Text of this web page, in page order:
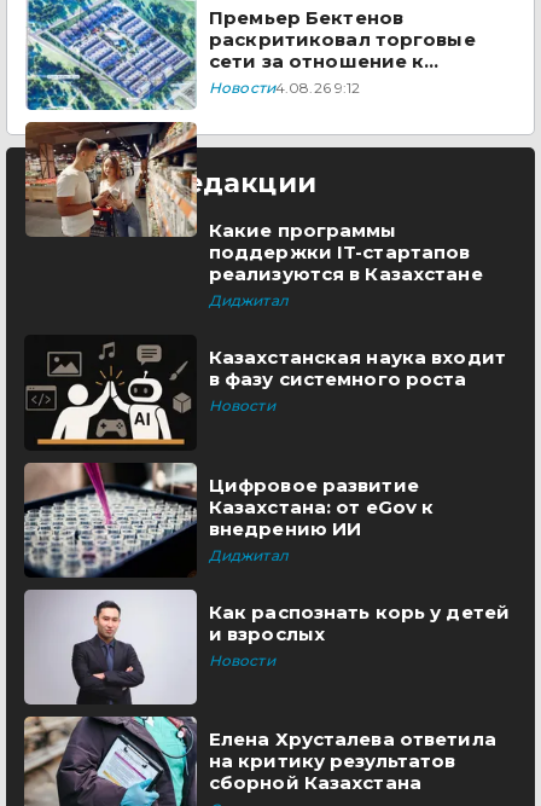
Премьер Бектенов
раскритиковал торговые
сети за отношение к
казахстанским товарам
Новости4.08.26 9:12
Выбор редакции
Какие программы
поддержки IT-стартапов
реализуются в Казахстане
Диджитал
Казахстанская наука входит
в фазу системного роста
Новости
Цифровое развитие
Казахстана: от eGov к
внедрению ИИ
Диджитал
Как распознать корь у детей
и взрослых
Новости
Елена Хрусталева ответила
на критику результатов
сборной Казахстана